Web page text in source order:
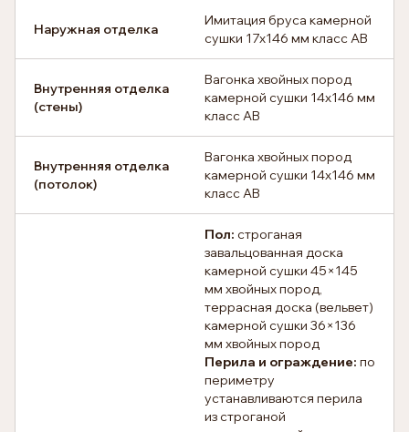
Наружная отделка
Имитация бруса камерной
сушки 17х146 мм класс АВ
Внутренняя отделка
(стены)
Вагонка хвойных пород
камерной сушки 14х146 мм
класс АВ
Внутренняя отделка
(потолок)
Вагонка хвойных пород
камерной сушки 14х146 мм
класс АВ
Пол: строганая
завальцованная доска
камерной сушки 45×145
мм хвойных пород,
террасная доска (вельвет)
камерной сушки 36×136
мм хвойных пород
Перила и ограждение: по
периметру
устанавливаются перила
из строганой